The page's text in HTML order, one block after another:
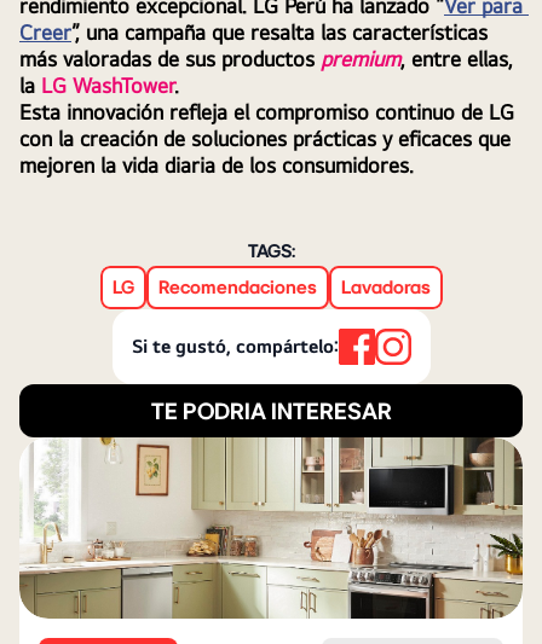
rendimiento excepcional. LG Perú ha lanzado “Ver para
Creer”, una campaña que resalta las características
más valoradas de sus productos premium, entre ellas,
la LG WashTower.
Esta innovación refleja el compromiso continuo de LG
con la creación de soluciones prácticas y eficaces que
mejoren la vida diaria de los consumidores.
TAGS:
LG
Recomendaciones Lavadoras
Si te gustó, compártelo:
TE PODRIA INTERESAR